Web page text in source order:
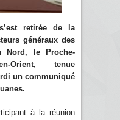
retirée de la
généraux des
Nord, le Proche-
tenue
un communiqué
à la réunion